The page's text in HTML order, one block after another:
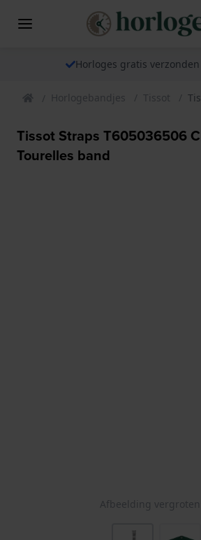
Horloges gratis
Horlogebandjes Tissot
Tissot Straps T605036506
Tourelles band
Afbeelding vergroten